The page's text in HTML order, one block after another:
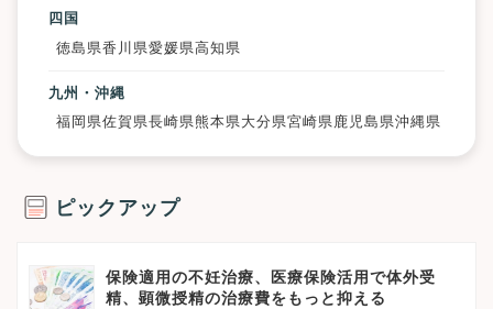
四国
徳島県香川県愛媛県高知県
九州・沖縄
福岡県佐賀県長崎県熊本県大分県宮崎県鹿児島県沖縄県
ピックアップ
保険適用の不妊治療、医療保険活用で体外受
精、顕微授精の治療費をもっと抑える